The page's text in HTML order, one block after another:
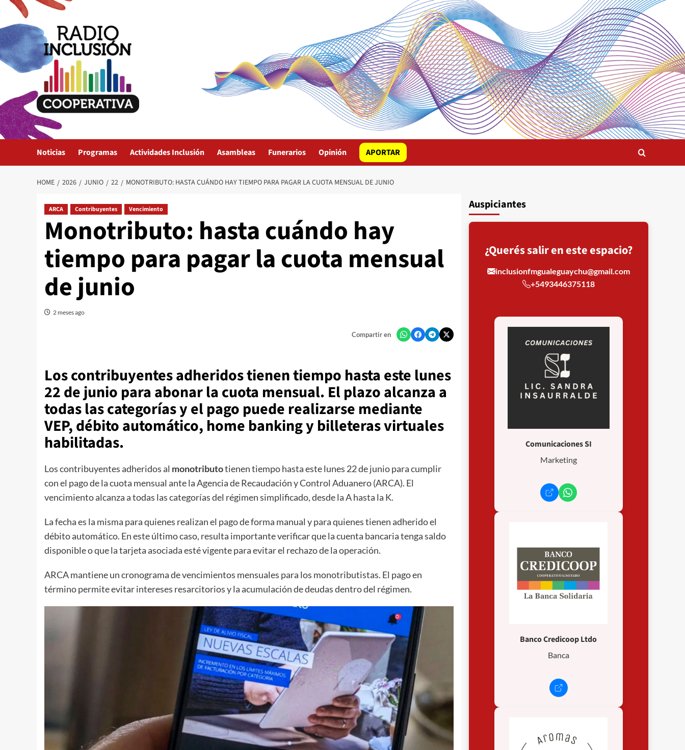
Skip
content
Noticias Programas Actividades Inclusión Asambleas Funerarios Opinión APORTAR
HOME 2026 JUNIO 22 MONOTRIBUTO: HASTA CUÁNDO HAY TIEMPO PARA PAGAR LA CUOTA MENSUAL DE JUNIO
ARCA Contribuyentes Vencimiento
Monotributo: hasta cuándo hay
tiempo para pagar la cuota mensual
de junio
2 meses ago
Compartir en
Los contribuyentes adheridos tienen tiempo hasta este lunes
22 de junio para abonar la cuota mensual. El plazo alcanza a
todas las categorías y el pago puede realizarse mediante
VEP, débito automático, home banking y billeteras virtuales
habilitadas.
Los contribuyentes adheridos al monotributotienen tiempo hasta este lunes 22 de junio para cumplir
con el pago de la cuota mensual ante la Agencia de Recaudación y Control Aduanero (ARCA). El
vencimiento alcanza a todas las categorías del régimen simplificado, desde la A hasta la K.
La fecha es la misma para quienes realizan el pago de forma manual y para quienes tienen adherido el
débito automático. En este último caso, resulta importante verificar que la cuenta bancaria tenga saldo
disponible o que la tarjeta asociada esté vigente para evitar el rechazo de la operación.
ARCA mantiene un cronograma de vencimientos mensuales para los monotributistas. El pago en
término permite evitar intereses resarcitorios y la acumulación de deudas dentro del régimen.
Auspiciantes
¿Querés salir en este espacio?
inclusionfmgualeguaychu@gmail.com
+5493446375118
Comunicaciones SI
Marketing
Banco Credicoop Ltdo
Banca